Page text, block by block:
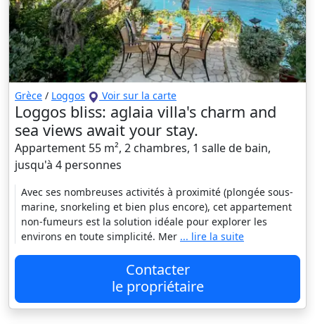
Grèce / Loggos Voir sur la carte
Loggos bliss: aglaia villa's charm and
sea views await your stay.
Appartement 55 m², 2 chambres, 1 salle de bain,
jusqu'à 4 personnes
Avec ses nombreuses activités à proximité (plongée sous-
marine, snorkeling et bien plus encore), cet appartement
non-fumeurs est la solution idéale pour explorer les
environs en toute simplicité. Mer ... lire la suite
Contacter
le propriétaire